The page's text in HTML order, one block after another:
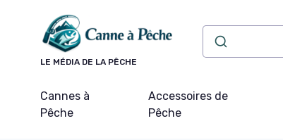
LE MÉDIA DE LA PÊCHE
Cannes à
Pêche
Accessoires de
Pêche